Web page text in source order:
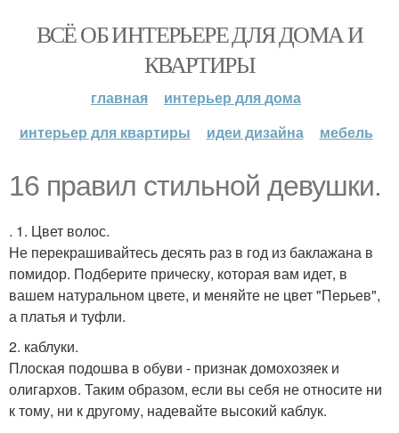
ВСЁ ОБ ИНТЕРЬЕРЕ ДЛЯ ДОМА И
КВАРТИРЫ
главная
интерьер для дома
интерьер для квартиры
идеи дизайна мебель
16 правил стильной девушки.
. 1. Цвет волос.
Не перекрашивайтесь десять раз в год из баклажана в
помидор. Подберите прическу, которая вам идет, в
вашем натуральном цвете, и меняйте не цвет "Перьев",
а платья и туфли.
2. каблуки.
Плоская подошва в обуви - признак домохозяек и
олигархов. Таким образом, если вы себя не относите ни
к тому, ни к другому, надевайте высокий каблук.